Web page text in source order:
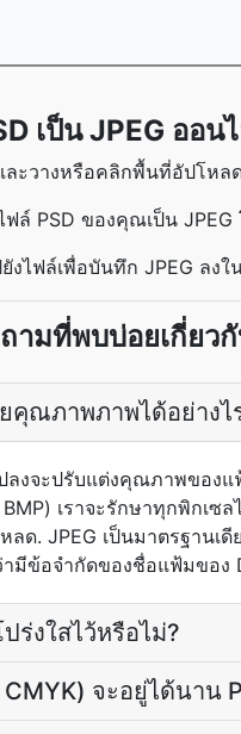
เป็น JPEG ออน
ละวางหรือคลิกพื้นที่อัปโหล
ฟล์ PSD ของคุณเป็น
ไฟล์เพื่อบันทึก JPEG ลง
ามที่พบบ่อยเกี่ยว
คุณภาพภาพได้อย่างไ
งจะปรับแต่งคุณภาพของแ
เราจะรักษาทุกพิกเซ
. JPEG เป็นมาตรฐานเดี
มีข้อจำกัดของชื่อแฟ้มของ
ร่งใสไว้หรือไม่?
จะอยู่ได้นาน